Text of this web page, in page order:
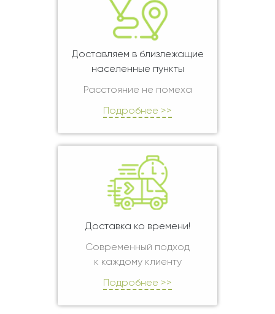
Доставляем в близлежащие
населенные пункты
Расстояние не помеха
Подробнее >>
Доставка ко времени!
Современный подход
к каждому клиенту
Подробнее >>